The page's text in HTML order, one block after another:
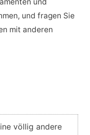
und fragen Sie
mit anderen
völlig andere